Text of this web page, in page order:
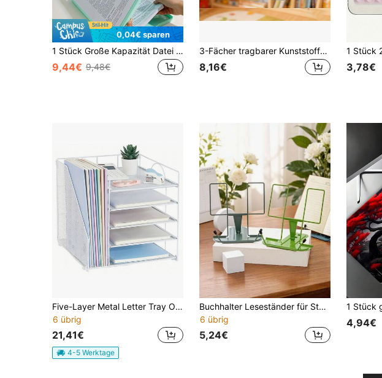
0,04€ sparen
1 Stück Große Kapazität Datei Aufbewahrungsbox - Personalisiert A4 Größe, Mit Clips, 2-in-1 Lernmaterial Aufbewahrungsbox - Ultimative Organisation und Informations-/Buch-Kategorisierung - Büro Schreibtisch Themen Management Zubehör, Schul-Rückkehr Grundbedarf
9,44€ 9,48€
3-Fächer tragbarer Kunststoff-Aufbewahrungskorb mit Griff - leichter Schreibtisch-Organizer, Bürobedarf, kompaktes Design, geeignet zum Aufbewahren von Stiften, Markern und Schreibwaren, unverzichtbar für Schüler und Lehrer zum Schulstart
8,16€ 3,78€
Five-Layer Metal Letter Tray Organizer Featuring File Holders And Mesh Baskets - a Powder-Coated Black Desktop Organizer Designed for Office Supplies, Home, And Workspace Organization, Including Office Organizers And Additions
6 übrig
21,41€
4-5 Werktage
Buchhalter Leseständer für Studenten und Grundschulkinder, Schreibtisch Buchclip Ständer, einfacher Buchstützständer
6 übrig
5,24€
4,94€